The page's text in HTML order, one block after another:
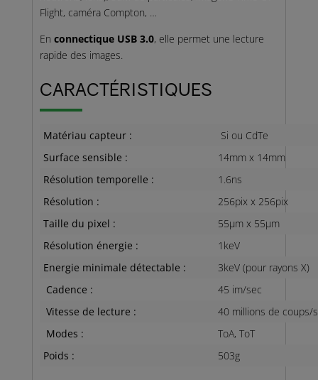
Flight, caméra Compton, …
En connectique USB 3.0, elle permet une lecture
rapide des images.
CARACTÉRISTIQUES
Matériau capteur :
Si ou CdTe
Surface sensible :
14mm x 14mm
Résolution temporelle :
1.6ns
Résolution :
256pix x 256pix
Taille du pixel :
55µm x 55µm
Résolution énergie :
1keV
Energie minimale détectable :
3keV (pour rayons X)
Cadence :
45 im/sec
Vitesse de lecture :
40 millions de coups/
Modes :
ToA, ToT
Poids :
503g